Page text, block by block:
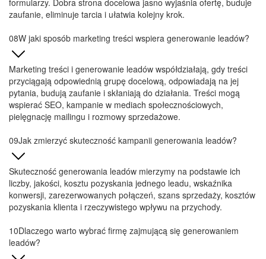
pozyskania klienta i rzeczywistego wpływu na przychody.
Dlaczego warto wybrać firmę zajmującą się generowaniem
leadów?
Kupowanie gotowych list kontaktów zazwyczaj dostarcza zimne,
nieaktualne dane niskiej jakości, co może zaszkodzić reputacji
Twojej domeny. Agencja generowania leadów buduje kampanie,
które przyciągają ludzi wykazujących realne zainteresowanie i
intencję zakupową w danym momencie. Przekłada się to na
znacznie łatwiejsze rozmowy sprzedażowe i wyższą skuteczność
Porozmawiajmy o współpracy
Wybierz nasze biuro:
Europa
KAROL
ANDRUSZKÓW
karol@concept21.agency